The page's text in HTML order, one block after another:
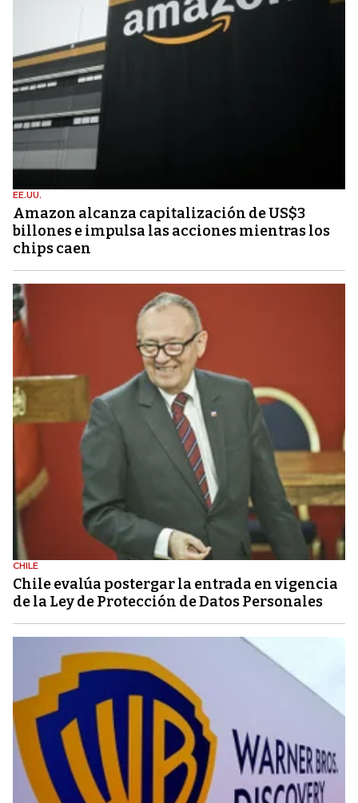
EE.UU.
Amazon alcanza capitalización de US$3
billones e impulsa las acciones mientras los
chips caen
CHILE
Chile evalúa postergar la entrada en vigencia
de la Ley de Protección de Datos Personales